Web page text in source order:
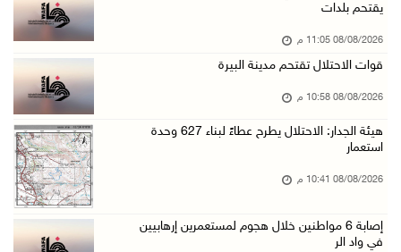
فلسطين تدين الهجوم على ناقلة إماراتية في مضيق ...
08/آب/2026 06:25 م
شعراء غزة يوثقون النزوح والفقد بقصائد من الخي ...
08/آب/2026 06:23 م
08/آب/2026 05:52 م
يقتحم بلدات
08/08/2026 11:05 م
قوات الاحتلال تقتحم مدينة البيرة
08/08/2026 10:58 م
هيئة الجدار: الاحتلال يطرح عطاءً لبناء 627 وحدة
استعمار
08/08/2026 10:41 م
إصابة 6 مواطنين خلال هجوم لمستعمرين إرهابيين
في واد الر